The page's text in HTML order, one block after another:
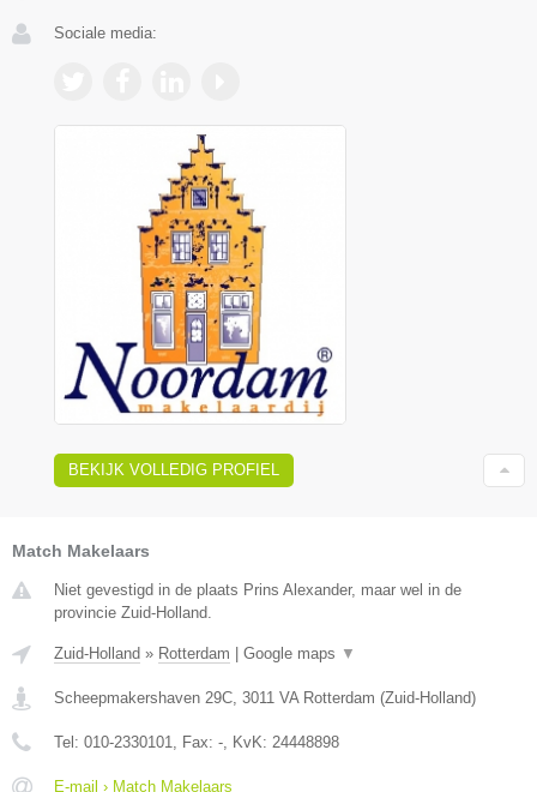
Sociale media:
BEKIJK VOLLEDIG PROFIEL
Match Makelaars
Niet gevestigd in de plaats Prins Alexander, maar wel in de
provincie Zuid-Holland.
Zuid-Holland » Rotterdam Google maps ▼
Scheepmakershaven 29C, 3011 VA Rotterdam (Zuid-Holland)
Tel: 010-2330101, Fax: -, KvK: 24448898
E-mail › Match Makelaars